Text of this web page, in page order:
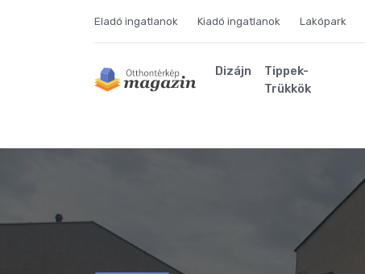
Eladó ingatlanok Kiadó ingatlanok Lakópark
Dizájn
Tippek-
Trükkök